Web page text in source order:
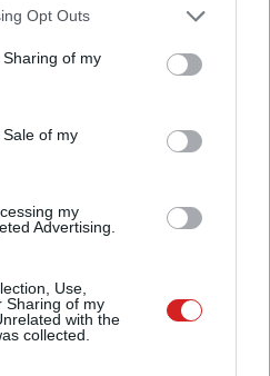
app uses one or more Google
behaviour. You may click to
and its third-party tags to
purposes in below Google
Opt Outs
of my
of my
my
Advertising.
Use,
Sharing of my
with the
collected.
07:00
tudsz tekerni az
YouTube-ban
12:00